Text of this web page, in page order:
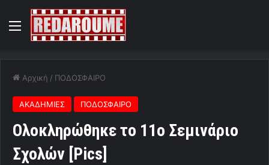
Menu
Αρχική / ΠΟΔΟΣΦΑΙΡΟ
ΑΚΑΔΗΜΙΕΣ ΠΟΔΟΣΦΑΙΡΟ
Ολοκληρώθηκε το 11ο Σεμινάριο
Σχολών [Pics]